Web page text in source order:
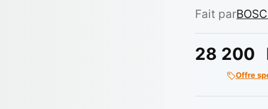
Fait par
28 200
Offre